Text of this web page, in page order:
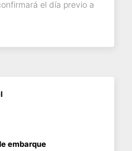
el día previo a
embarque